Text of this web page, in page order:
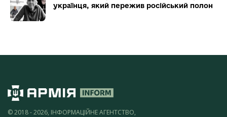
українця, який пережив російський полон
© 2018 - 2026, ІНФОРМАЦІЙНЕ АГЕНТСТВО,